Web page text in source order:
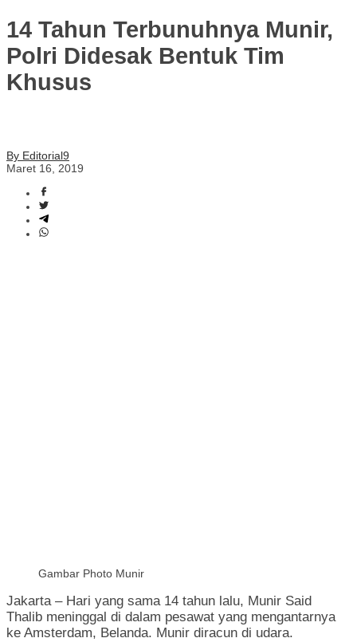
14 Tahun Terbunuhnya Munir,
Polri Didesak Bentuk Tim
Khusus
By Editorial9
Maret 16, 2019
Gambar Photo Munir
Jakarta – Hari yang sama 14 tahun lalu, Munir Said
Thalib meninggal di dalam pesawat yang mengantarnya
ke Amsterdam, Belanda. Munir diracun di udara.